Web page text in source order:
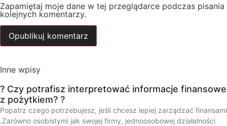
Zapamiętaj moje dane w tej przeglądarce podczas pisania
kolejnych komentarzy.
Inne wpisy
? Czy potrafisz interpretować informacje finansowe
z pożytkiem? ?
Popatrz czego potrzebujesz, jeśli chcesz lepiej zarządzać finansami
.Zarówno osobistymi jak swojej firmy, jednoosobowej działalności